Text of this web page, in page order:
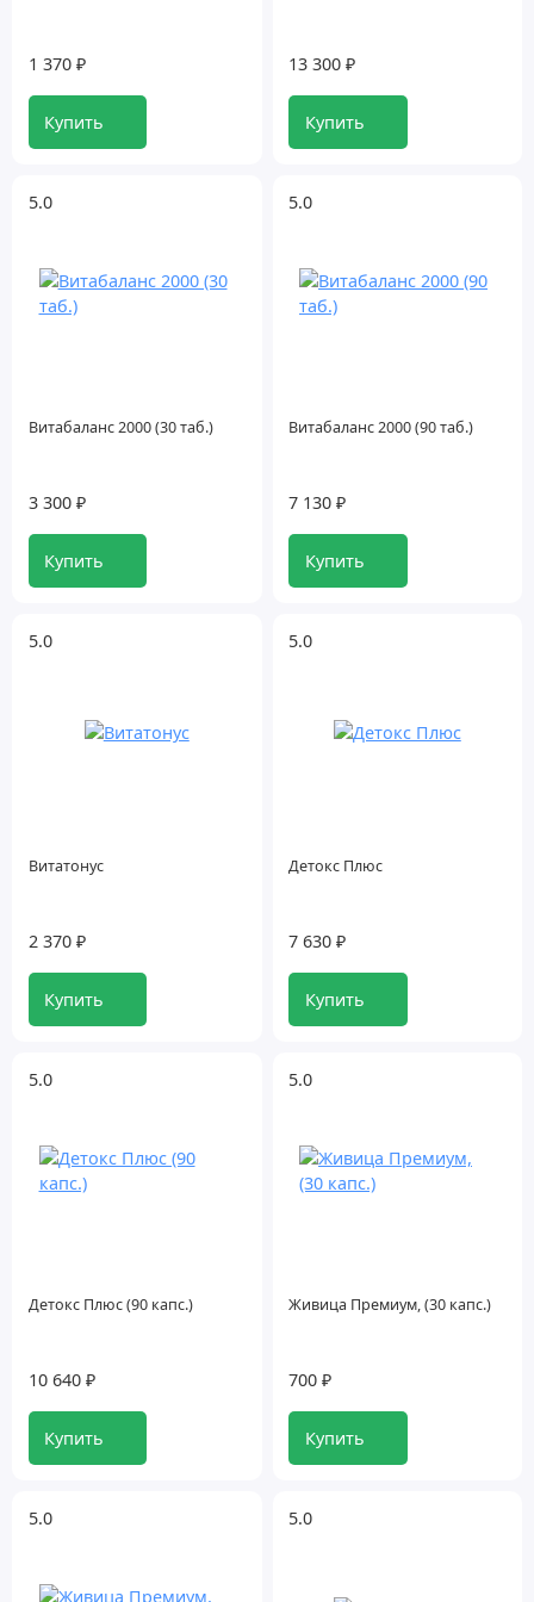
Здоровье сердца, сосудов, вен
Иммунитет
Наборы Витамакс
Онкопротекторы
Почки и мочевой пузырь
Против паразитов
Функциональное питание
1 370 ₽
Купить
13 300 ₽
Купить
5.0
Витабаланс 2000 (30 таб.)
3 300 ₽
Купить
5.0
Витабаланс 2000 (90 таб.)
7 130 ₽
Купить
5.0
Витатонус
2 370 ₽
Купить
5.0
Детокс Плюс
7 630 ₽
Купить
5.0
Детокс Плюс (90 капс.)
10 640 ₽
Купить
5.0
Живица Премиум, (30 капс.)
700 ₽
Купить
5.0 5.0